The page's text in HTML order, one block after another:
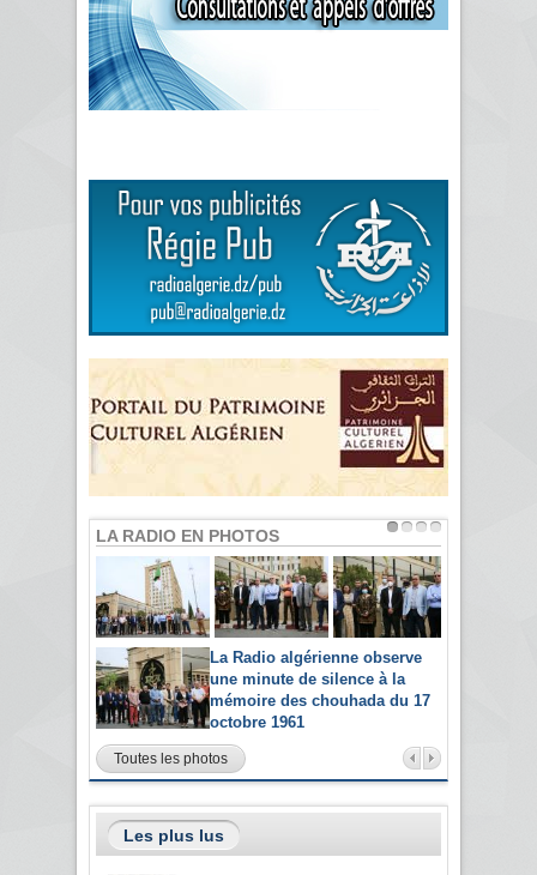
LA RADIO EN PHOTOS
La Radio algérienne observe
une minute de silence à la
mémoire des chouhada du 17
octobre 1961
Toutes les photos
Les plus lus